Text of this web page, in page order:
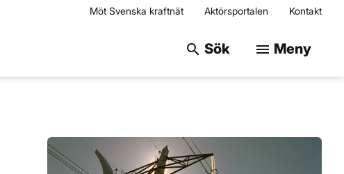
Möt Svenska kraftnät Aktörsportalen Kontakt
search Sök Sök på
menu Meny